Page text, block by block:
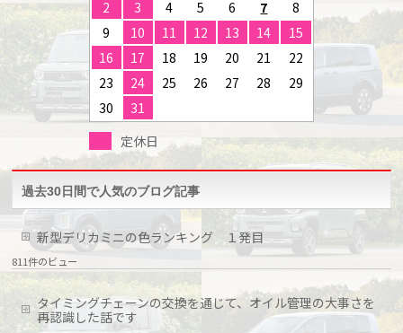
2 3 4 5 6 7
8
9
10 11 12 13 14
15
16
17 18 19 20 21
22
23
24 25 26 27 28
29
30
31
定休日
過去30日間で人気のブログ記事
新型デリカミニの色ランキング １発目
811件のビュー
タイミングチェーンの交換を通じて、オイル管理の大事さを
再認識した話です